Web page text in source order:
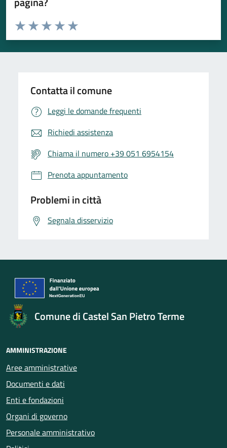
Valuta da 1 a 5 stelle la pagina
Valuta 5 stelle su 5
Valuta 4 stelle su 5
Valuta 3 stelle su 5
Valuta 2 stelle su 5
Valuta 1 stelle su 5
Contatta il comune
Leggi le domande frequenti
Richiedi assistenza
Chiama il numero +39 051 6954154
Prenota appuntamento
Problemi in città
Segnala disservizio
Comune di Castel San Pietro Terme
AMMINISTRAZIONE
Aree amministrative
Documenti e dati
Enti e fondazioni
Organi di governo
Personale amministrativo